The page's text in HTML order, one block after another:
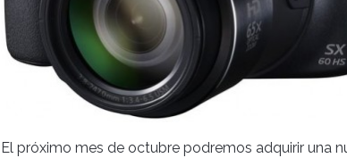
El próximo mes de octubre podremos adquirir una